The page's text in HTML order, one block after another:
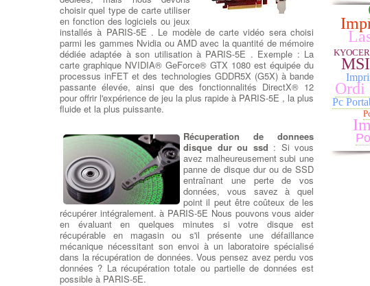
choisir quel type de carte utiliser
en fonction des logiciels ou jeux
installés à PARIS-5E . Le modèle de carte vidéo sera choisi
parmi les gammes Nvidia ou AMD avec la quantité de mémoire
dédiée adaptée à son utilisation à PARIS-5E . Exemple : La
carte graphique NVIDIA® GeForce® GTX 1080 est équipée du
processus inFET et des technologies GDDR5X (G5X) à bande
passante élevée, ainsi que des fonctionnalités DirectX® 12
pour offrir l'expérience de jeu la plus rapide à PARIS-5E , la plus
fluide et la plus puissante.
Récuperation de donnees
disque dur ou ssd : Si vous
avez malheureusement subi une
panne de disque dur ou de SSD
entraînant une perte de vos
données, vous savez à quel
point il peut être coûteux de les
récupérer intégralement. à PARIS-5E Nous pouvons vous aider
en évaluant en quelques minutes si votre disque est
récupérable en magasin ou s'il présente une défaillance
mécanique nécessitant son envoi à un laboratoire spécialisé
dans la récupération de données. Vous pensez avez perdu vos
données ? La récupération totale ou partielle de données est
possible à PARIS-5E.
MSI
Ordi
Pc